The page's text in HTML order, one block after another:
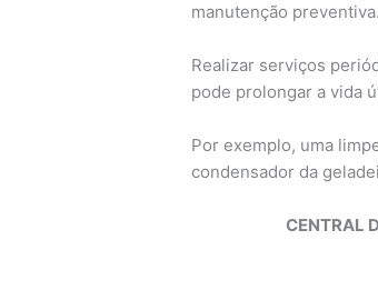
manutenção preventiva.
Realizar serviços
pode prolongar a vida
Por exemplo, uma
condensador da
CENTRAL